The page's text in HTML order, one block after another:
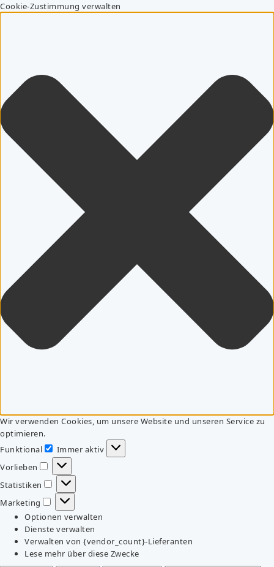
Cookie-Zustimmung verwalten
Wir verwenden Cookies, um unsere Website und unseren Service zu
optimieren.
Funktional
Funktional
Immer aktiv
Vorlieben
Vorlieben
Statistiken
Statistiken
Marketing
Marketing
Optionen verwalten
Dienste verwalten
Verwalten von {vendor_count}-Lieferanten
Lese mehr über diese Zwecke